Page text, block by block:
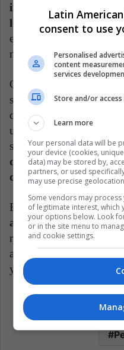
interpretar un solo
los espectadores
estamos expuestos a un
nuestro cerebro es
Otro punto que debemos
solo la minoría alcanza
decir, ¡es una lotería!
una gran producción
ser apenas el inicio de
depende de la
disposición para
En suma,vivir de un
arriesgado,a pesar de
regalías durante un largo
animas a reflexionar qué
y la fama fugaz golpeara
Celebridades
Latin
consent to use
Personalised
content
services
Store and/or
Learn more
Your personal data will be
your device (cookies,
data) may be stored by,
partners, or used
may use precise
Some vendors may
of legitimate interest, which
your options below. Look
or in the site menu to
and cookie settings.